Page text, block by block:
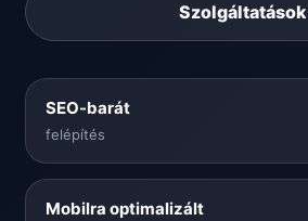
Szolgáltatások
SEO-barát
felépítés
Mobilra optimalizált